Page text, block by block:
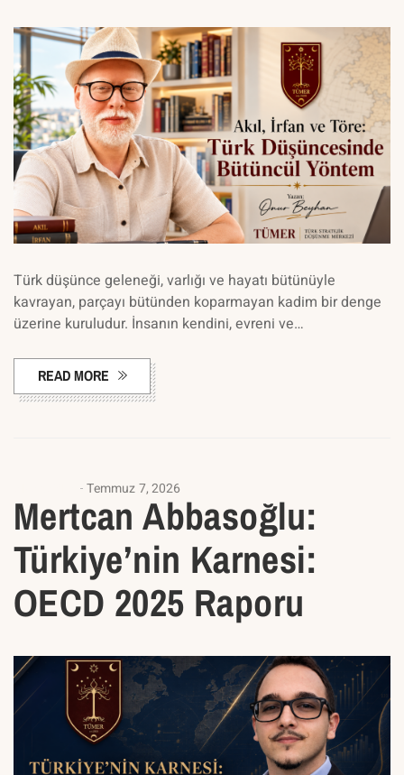
Türk düşünce geleneği, varlığı ve hayatı bütünüyle
kavrayan, parçayı bütünden koparmayan kadim bir denge
üzerine kuruludur. İnsanın kendini, evreni ve…
READ MORE
Temmuz 7, 2026
Mertcan Abbasoğlu:
Türkiye’nin Karnesi:
OECD 2025 Raporu